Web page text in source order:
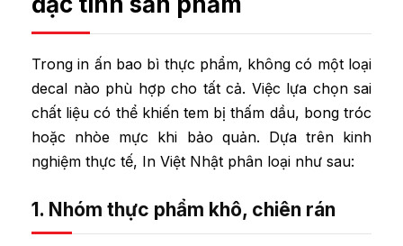
Trong in ấn bao bì thực phẩm, không có một loại
decal nào phù hợp cho tất cả. Việc lựa chọn sai
chất liệu có thể khiến tem bị thấm dầu, bong tróc
hoặc nhòe mực khi bảo quản. Dựa trên kinh
nghiệm thực tế, In Việt Nhật phân loại như sau:
1. Nhóm thực phẩm khô, chiên rán